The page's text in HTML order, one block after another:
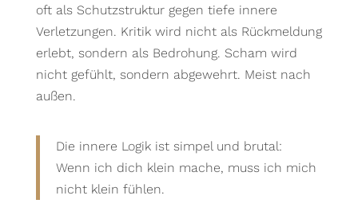
oft als Schutzstruktur gegen tiefe innere
Verletzungen. Kritik wird nicht als Rückmeldung
erlebt, sondern als Bedrohung. Scham wird
nicht gefühlt, sondern abgewehrt. Meist nach
außen.
Die innere Logik ist simpel und brutal:
Wenn ich dich klein mache, muss ich mich
nicht klein fühlen.